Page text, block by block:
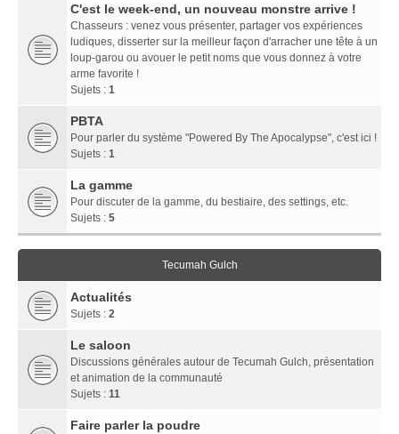
C'est le week-end, un nouveau monstre arrive !
Chasseurs : venez vous présenter, partager vos expériences
ludiques, disserter sur la meilleur façon d'arracher une tête à un
loup-garou ou avouer le petit noms que vous donnez à votre
arme favorite !
Sujets : 1
PBTA
Pour parler du système "Powered By The Apocalypse", c'est ici !
Sujets : 1
La gamme
Pour discuter de la gamme, du bestiaire, des settings, etc.
Sujets : 5
Tecumah Gulch
Actualités
Sujets : 2
Le saloon
Discussions générales autour de Tecumah Gulch, présentation
et animation de la communauté
Sujets : 11
Faire parler la poudre